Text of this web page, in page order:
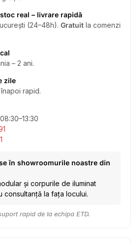
real – livrare rapidă
(24–48h). Gratuit la comenzi
– 2 ani.
zile
rapid.
în showroomurile noastre din
și corpurile de iluminat
consultanță la fața locului.
rapid de la echipa ETD.